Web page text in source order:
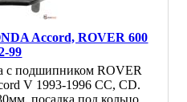
Accord, ROVER 600
99
с подшипником ROVER
V 1993-1996 CC, CD.
посадка под кольцо